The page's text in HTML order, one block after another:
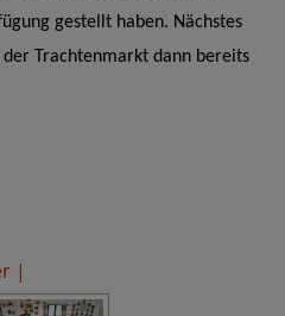
gestellt haben. Nächstes
Trachtenmarkt dann bereits
|